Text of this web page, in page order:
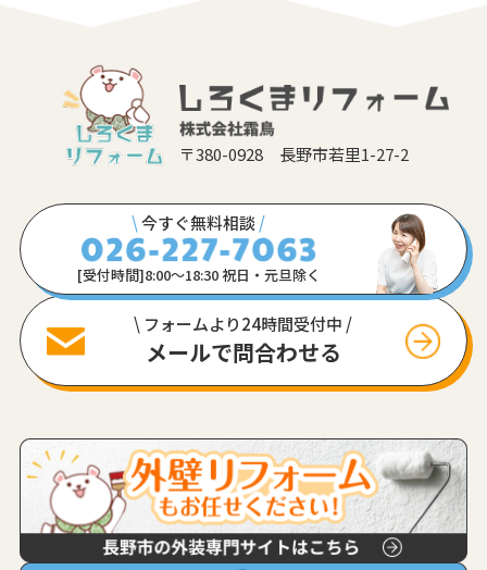
〒380-0928 長野市若里1-27-2
\今すぐ無料相談 /
[受付時間]8:00〜18:30 祝日・元旦除く
\ フォームより24時間受付中 /
メールで問合わせる